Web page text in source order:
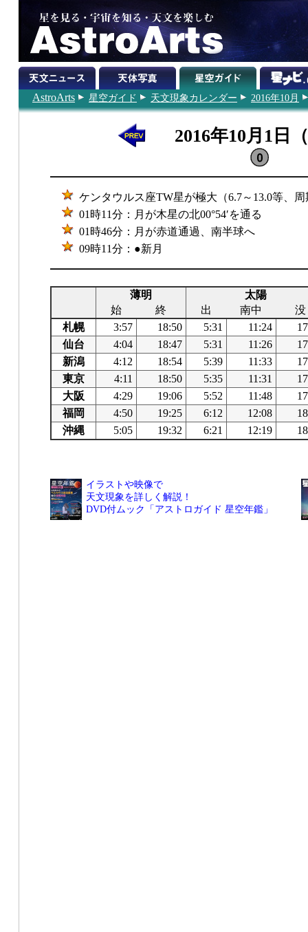
AstroArts 星空ガイド 天文現象カレンダー 2016年10月
2016年10月1日
ケンタウルス座TW星が極大（6.7～13.0等、周
01時11分：月が木星の北00°54′を通る
01時46分：月が赤道通過、南半球へ
09時11分：●新月
薄明
太陽
始
終 出 南中
没
札幌
3:57 18:50 5:31 11:24
仙台
4:04 18:47 5:31 11:26
新潟
4:12 18:54 5:39 11:33
東京
4:11 18:50 5:35 11:31
大阪
4:29 19:06 5:52 11:48
福岡
4:50 19:25 6:12 12:08
沖縄
5:05 19:32 6:21 12:19
イラストや映像で
天文現象を詳しく解説！
DVD付ムック「アストロガイド 星空年鑑」